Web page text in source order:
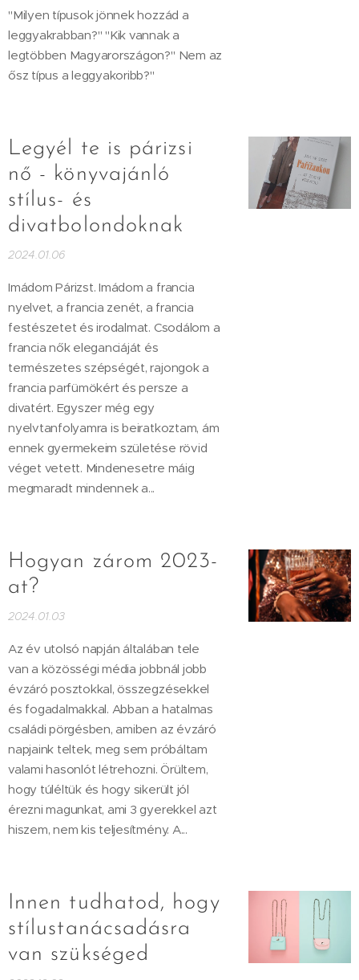
"Milyen típusok jönnek hozzád a
leggyakrabban?" "Kik vannak a
legtöbben Magyarországon?" Nem az
ősz típus a leggyakoribb?"
Legyél te is párizsi
nő - könyvajánló
stílus- és
divatbolondoknak
2024.01.06
Imádom Párizst. Imádom a francia
nyelvet, a francia zenét, a francia
festészetet és irodalmat. Csodálom a
francia nők eleganciáját és
természetes szépségét, rajongok a
francia parfümökért és persze a
divatért. Egyszer még egy
nyelvtanfolyamra is beiratkoztam, ám
ennek gyermekeim születése rövid
véget vetett. Mindenesetre máig
megmaradt mindennek a...
Hogyan zárom 2023-
at?
2024.01.03
Az év utolsó napján általában tele
van a közösségi média jobbnál jobb
évzáró posztokkal, összegzésekkel
és fogadalmakkal. Abban a hatalmas
családi pörgésben, amiben az évzáró
napjaink teltek, meg sem próbáltam
valami hasonlót létrehozni. Örültem,
hogy túléltük és hogy sikerült jól
érezni magunkat, ami 3 gyerekkel azt
hiszem, nem kis teljesítmény. A...
Innen tudhatod, hogy
stílustanácsadásra
van szükséged